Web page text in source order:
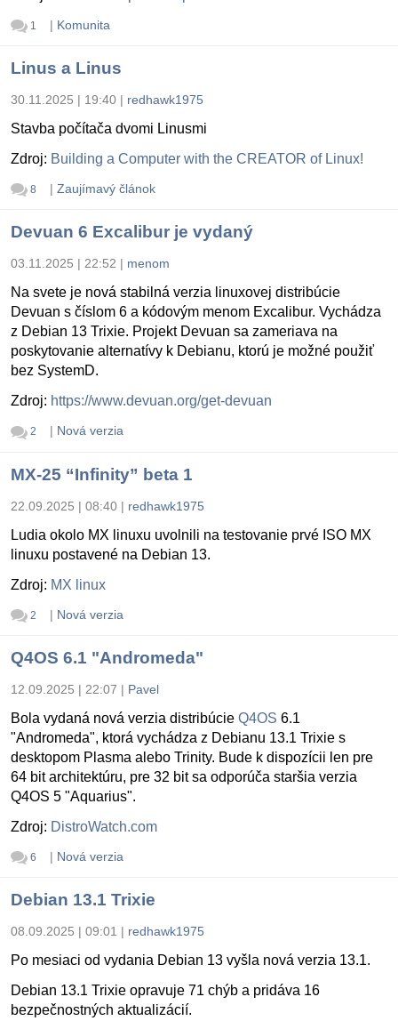
1 | Komunita
Linus a Linus
30.11.2025 | 19:40 | redhawk1975
Stavba počítača dvomi Linusmi
Zdroj: Building a Computer with the CREATOR of Linux!
8 | Zaujímavý článok
Devuan 6 Excalibur je vydaný
03.11.2025 | 22:52 | menom
Na svete je nová stabilná verzia linuxovej distribúcie
Devuan s číslom 6 a kódovým menom Excalibur. Vychádza
z Debian 13 Trixie. Projekt Devuan sa zameriava na
poskytovanie alternatívy k Debianu, ktorú je možné použiť
bez SystemD.
Zdroj: https://www.devuan.org/get-devuan
2 | Nová verzia
MX-25 “Infinity” beta 1
22.09.2025 | 08:40 | redhawk1975
Ludia okolo MX linuxu uvolnili na testovanie prvé ISO MX
linuxu postavené na Debian 13.
Zdroj: MX linux
2 | Nová verzia
Q4OS 6.1 "Andromeda"
12.09.2025 | 22:07 | Pavel
Bola vydaná nová verzia distribúcie Q4OS 6.1
"Andromeda", ktorá vychádza z Debianu 13.1 Trixie s
desktopom Plasma alebo Trinity. Bude k dispozícii len pre
64 bit architektúru, pre 32 bit sa odporúča staršia verzia
Q4OS 5 "Aquarius".
Zdroj: DistroWatch.com
6 | Nová verzia
Debian 13.1 Trixie
08.09.2025 | 09:01 | redhawk1975
Po mesiaci od vydania Debian 13 vyšla nová verzia 13.1.
Debian 13.1 Trixie opravuje 71 chýb a pridáva 16
bezpečnostných aktualizácií.